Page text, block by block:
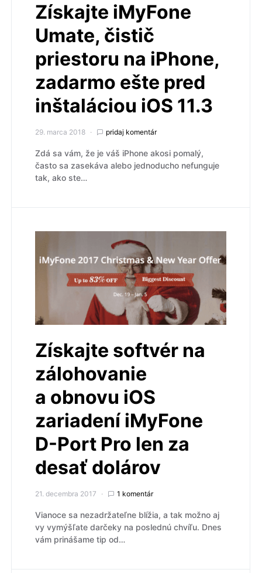
Získajte iMyFone
Umate, čistič
priestoru na iPhone,
zadarmo ešte pred
inštaláciou iOS 11.3
29. marca 2018 pridaj komentár
Zdá sa vám, že je váš iPhone akosi pomalý,
často sa zasekáva alebo jednoducho nefunguje
tak, ako ste…
Získajte softvér na
zálohovanie
a obnovu iOS
zariadení iMyFone
D-Port Pro len za
desať dolárov
21. decembra 2017 1 komentár
Vianoce sa nezadržateľne blížia, a tak možno aj
vy vymýšľate darčeky na poslednú chvíľu. Dnes
vám prinášame tip od…